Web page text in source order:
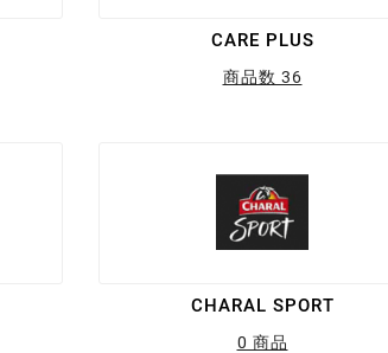
CARE PLUS
商品数 36
CHARAL SPORT
0 商品